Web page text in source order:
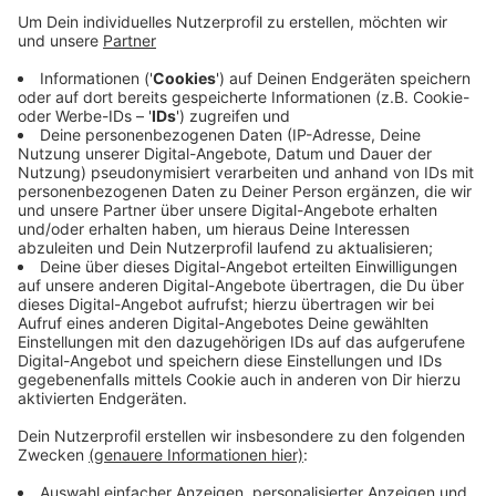
Veröffentlicht:Dienstag, 21.07.2020 10:11
Anzeige
Eine Nebelmaschine ist im Einsatz und für das
künstliche Feuer verantwortlich. Auch eine Drohe fliegt
um das Gebäude, um zu filmen. Der Dortmunder Tatort
mit Leverkusener Drehort wird in etwa zehn bis 12
Monaten im Fernsehen zu sehen sein.
Anzeige